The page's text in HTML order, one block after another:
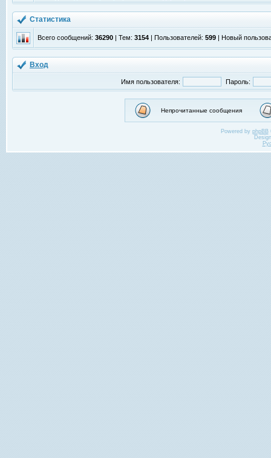
Статистика
Всего сообщений: 36290 | Тем: 3154 | Пользователей: 599 | Новый
Вход
Имя пользователя: Пароль:
Непрочитанные сообщения
Powered by phpBB